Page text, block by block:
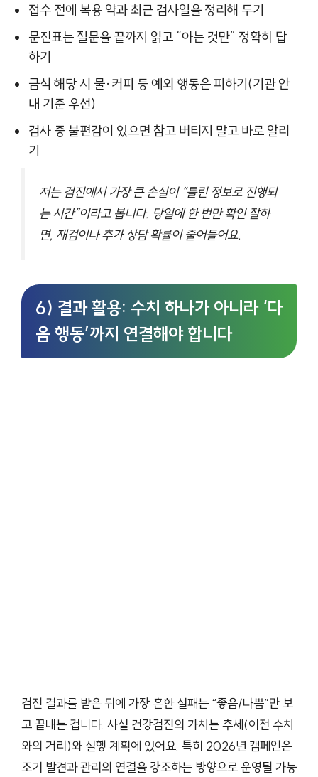
접수 전에 복용 약과 최근 검사일을 정리해 두기
문진표는 질문을 끝까지 읽고 “아는 것만” 정확히 답
하기
금식 해당 시 물·커피 등 예외 행동은 피하기(기관 안
내 기준 우선)
검사 중 불편감이 있으면 참고 버티지 말고 바로 알리
기
저는 검진에서 가장 큰 손실이 “틀린 정보로 진행되
는 시간”이라고 봅니다. 당일에 한 번만 확인 잘하
면, 재검이나 추가 상담 확률이 줄어들어요.
6) 결과 활용: 수치 하나가 아니라 ‘다
음 행동’까지 연결해야 합니다
검진 결과를 받은 뒤에 가장 흔한 실패는 “좋음/나쁨”만 보
고 끝내는 겁니다. 사실 건강검진의 가치는 추세(이전 수치
와의 거리)와 실행 계획에 있어요. 특히 2026년 캠페인은
조기 발견과 관리의 연결을 강조하는 방향으로 운영될 가능